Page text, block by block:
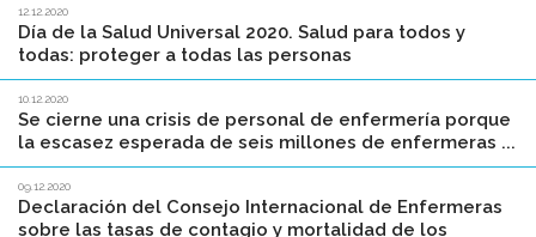
12.12.2020
Día de la Salud Universal 2020. Salud para todos y
todas: proteger a todas las personas
10.12.2020
Se cierne una crisis de personal de enfermería porque
la escasez esperada de seis millones de enfermeras ...
09.12.2020
Declaración del Consejo Internacional de Enfermeras
sobre las tasas de contagio y mortalidad de los